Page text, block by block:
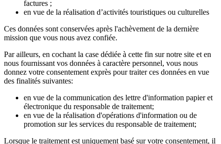
factures ;
en vue de la réalisation d’activités touristiques ou culturelles
Ces données sont conservées après l'achèvement de la dernière
mission que vous nous avez confiée.
Par ailleurs, en cochant la case dédiée à cette fin sur notre site et en
nous fournissant vos données à caractère personnel, vous nous
donnez votre consentement exprès pour traiter ces données en vue
des finalités suivantes:
en vue de la communication des lettre d'information papier et
électronique du responsable de traitement;
en vue de la réalisation d'opérations d'information ou de
promotion sur les services du responsable de traitement;
Lorsque le traitement est uniquement basé sur votre consentement, il